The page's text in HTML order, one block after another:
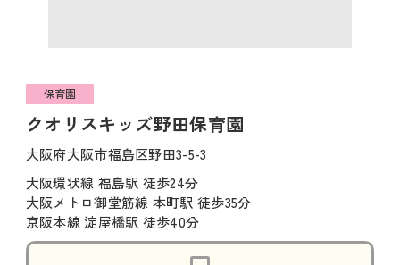
クオリスキッズ野田保育園
保育園
大阪府大阪市福島区野田3-5-3
大阪環状線 福島駅 徒歩24分
大阪メトロ御堂筋線 本町駅 徒歩35分
京阪本線 淀屋橋駅 徒歩40分